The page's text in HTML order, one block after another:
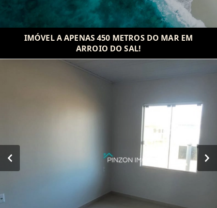
IMÓVEL A APENAS 450 METROS DO MAR EM
ARROIO DO SAL!